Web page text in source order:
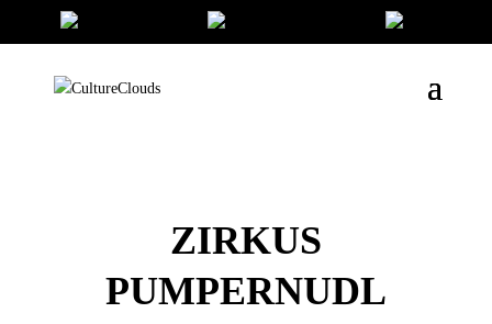
ZIRKUS
PUMPERNUDL